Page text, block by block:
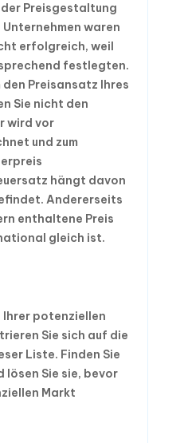
Preisgestaltung
waren
erfolgreich, weil
festlegten.
Preisansatz Ihres
Sie nicht den
wird vor
und zum
hängt davon
Andererseits
enthaltene Preis
gleich ist.
Ihrer potenziellen
Sie sich auf die
Liste. Finden Sie
lösen Sie sie, bevor
Markt